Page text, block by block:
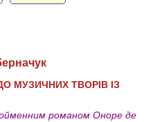
МУЗИЧНИХ ТВОРІВ ІЗ
романом Оноре де